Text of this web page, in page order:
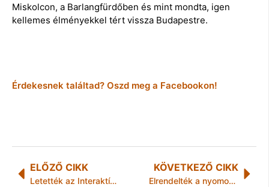
Miskolcon, a Barlangfürdőben és mint mondta, igen
kellemes élményekkel tért vissza Budapestre.
Érdekesnek találtad? Oszd meg a Facebookon!
ELŐZŐ CIKK
Letették az Interaktív Diósgyőri Játszóvár alapkövét
KÖVETKEZŐ CIKK
Elrendelték a nyomozást Budapesti Temetkezési Intézet ügyében